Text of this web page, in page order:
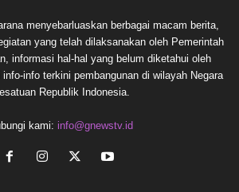
menyebarluaskan berbagai macam berita,
yang telah dilaksanakan oleh Pemerintah
informasi hal-hal yang belum diketahui oleh
info terkini pembangunan di wilayah Negara
Republik Indonesia.
kami: info@gnewstv.id